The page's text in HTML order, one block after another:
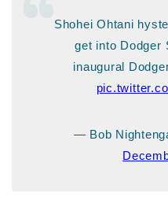
Shohei Ohtani
get into Dodger
inaugural
— Bob